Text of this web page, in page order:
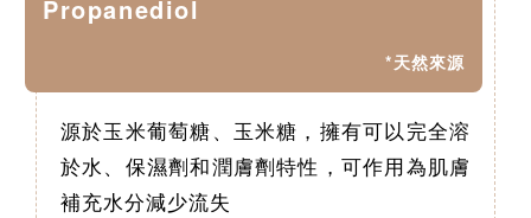
Propanediol
*天然來源
源於玉米葡萄糖、玉米糖，擁有可以完全溶
於水、保濕劑和潤膚劑特性，可作用為肌膚
補充水分減少流失